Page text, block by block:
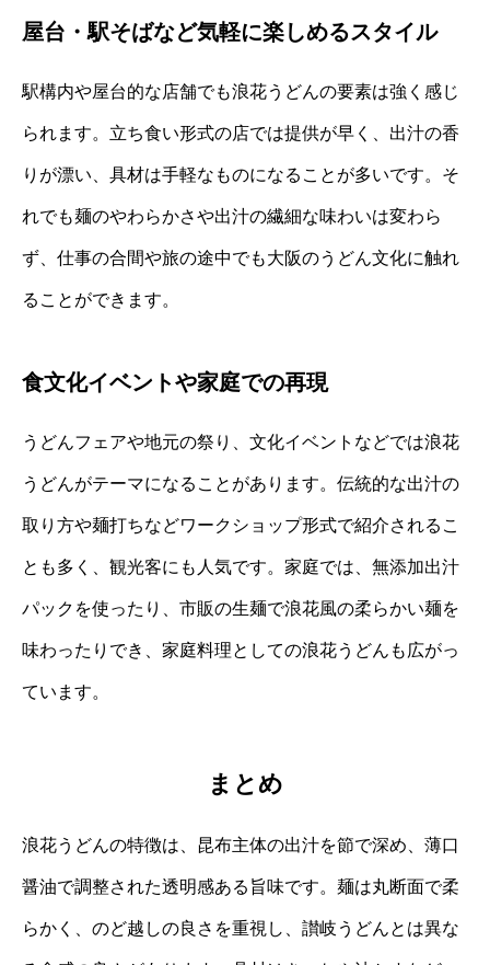
屋台・駅そばなど気軽に楽しめるスタイル
駅構内や屋台的な店舗でも浪花うどんの要素は強く感じ
られます。立ち食い形式の店では提供が早く、出汁の香
りが漂い、具材は手軽なものになることが多いです。そ
れでも麺のやわらかさや出汁の繊細な味わいは変わら
ず、仕事の合間や旅の途中でも大阪のうどん文化に触れ
ることができます。
食文化イベントや家庭での再現
うどんフェアや地元の祭り、文化イベントなどでは浪花
うどんがテーマになることがあります。伝統的な出汁の
取り方や麺打ちなどワークショップ形式で紹介されるこ
とも多く、観光客にも人気です。家庭では、無添加出汁
パックを使ったり、市販の生麺で浪花風の柔らかい麺を
味わったりでき、家庭料理としての浪花うどんも広がっ
ています。
まとめ
浪花うどんの特徴は、昆布主体の出汁を節で深め、薄口
醤油で調整された透明感ある旨味です。麺は丸断面で柔
らかく、のど越しの良さを重視し、讃岐うどんとは異な